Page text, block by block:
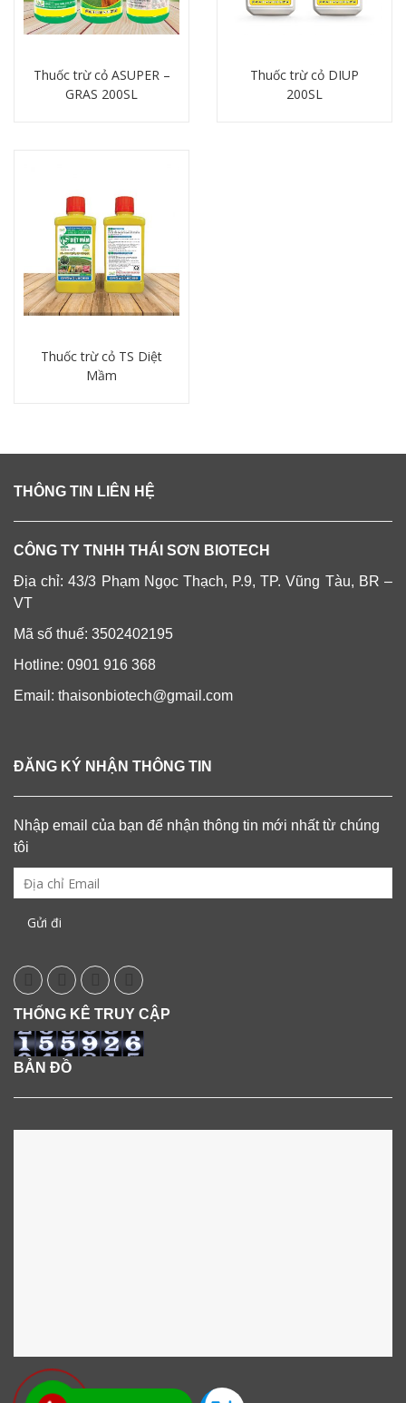
Thuốc trừ cỏ ASUPER –
GRAS 200SL
Thuốc trừ cỏ DIUP
200SL
Thuốc trừ cỏ TS Diệt
Mầm
THÔNG TIN LIÊN HỆ
CÔNG TY TNHH THÁI SƠN BIOTECH
Địa chỉ: 43/3 Phạm Ngọc Thạch, P.9, TP. Vũng Tàu, BR –
VT
Mã số thuế: 3502402195
Hotline: 0901 916 368
Email: thaisonbiotech@gmail.com
ĐĂNG KÝ NHẬN THÔNG TIN
Nhập email của bạn để nhận thông tin mới nhất từ chúng
tôi
THỐNG KÊ TRUY CẬP
BẢN ĐỒ